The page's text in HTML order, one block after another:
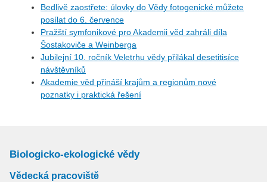
Bedlivě zaostřete: úlovky do Vědy fotogenické můžete
posílat do 6. července
Pražští symfonikové pro Akademii věd zahráli díla
Šostakoviče a Weinberga
Jubilejní 10. ročník Veletrhu vědy přilákal desetitisíce
návštěvníků
Akademie věd přináší krajům a regionům nové
poznatky i praktická řešení
Biologicko-ekologické vědy
Vědecká pracoviště